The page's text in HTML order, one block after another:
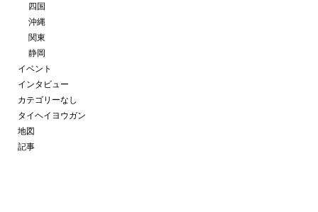
四国
沖縄
関東
静岡
イベント
インタビュー
カテゴリーなし
タイヘイヨウガン
地図
記事